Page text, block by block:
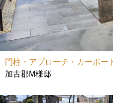
門柱・アプローチ・カーポー
加古郡M様邸